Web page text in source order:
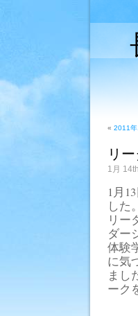
« 2011年
リ
1月
1月
した。
リー
ダー
体験
に気
まし
ーク